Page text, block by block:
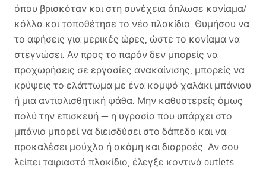
όπου βρισκόταν και στη συνέχεια άπλωσε κονίαμα/
κόλλα και τοποθέτησε το νέο πλακίδιο. Θυμήσου να
το αφήσεις για μερικές ώρες, ώστε το κονίαμα να
στεγνώσει. Αν προς το παρόν δεν μπορείς να
προχωρήσεις σε εργασίες ανακαίνισης, μπορείς να
κρύψεις το ελάττωμα με ένα κομψό χαλάκι μπάνιου
ή μια αντιολισθητική ψάθα. Μην καθυστερείς όμως
πολύ την επισκευή — η υγρασία που υπάρχει στο
μπάνιο μπορεί να διεισδύσει στο δάπεδο και να
προκαλέσει μούχλα ή ακόμη και διαρροές. Αν σου
λείπει ταιριαστό πλακίδιο, έλεγξε κοντινά outlets